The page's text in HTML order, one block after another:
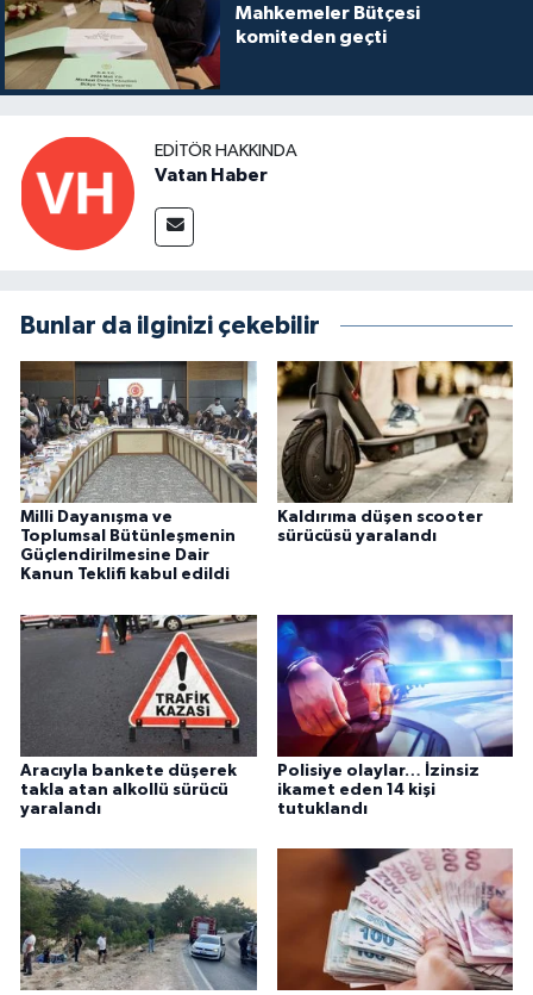
Mahkemeler Bütçesi
komiteden geçti
EDITÖR HAKKINDA
Vatan Haber
Bunlar da ilginizi çekebilir
Milli Dayanışma ve
Toplumsal Bütünleşmenin
Güçlendirilmesine Dair
Kanun Teklifi kabul edildi
Kaldırıma düşen scooter
sürücüsü yaralandı
Aracıyla bankete düşerek
takla atan alkollü sürücü
yaralandı
Polisiye olaylar… İzinsiz
ikamet eden 14 kişi
tutuklandı